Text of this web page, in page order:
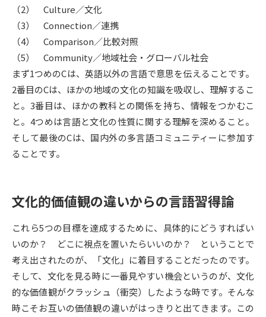
新増設大学・学部・学科特集
データサイエンス特集
デジタルパンフレット 進路の３択
新学年スタート号特集ページ
（高3生用）
新学年スタート号特集ページ
（高2生用）
SELFBRAND特集ページ
オープンキャンパス検索 実施プログラムから探す
来場型・Web型イベント特集 夢ナビライブ
受験準備 資料検索
（2） Culture／文化
（3） Connection／連携
（4） Comparison／比較対照
（5） Community／地域社会・グローバル社会
まず1つめのCは、英語以外の言語で意思を伝えることです。
2番目のCは、ほかの地域の文化の知識を吸収し、理解するこ
と。3番目は、ほかの教科との関係を持ち、情報をつかむこ
と。4つめは言語と文化の性質に関する理解を深めること。
そして最後のCは、国内外の多言語コミュニティーに参加す
ることです。
文化的価値観の違いからの言語習得論
これら5つの目標を達成するために、具体的にどうすればい
いのか？ どこに視点を置いたらいいのか？ ということで
考え出されたのが、「文化」に着目することだったのです。
そして、文化を見る時に一番見やすい機会というのが、文化
的な価値観がクラッシュ（衝突）したような時です。そんな
時こそお互いの価値観の違いがはっきりと出てきます。この